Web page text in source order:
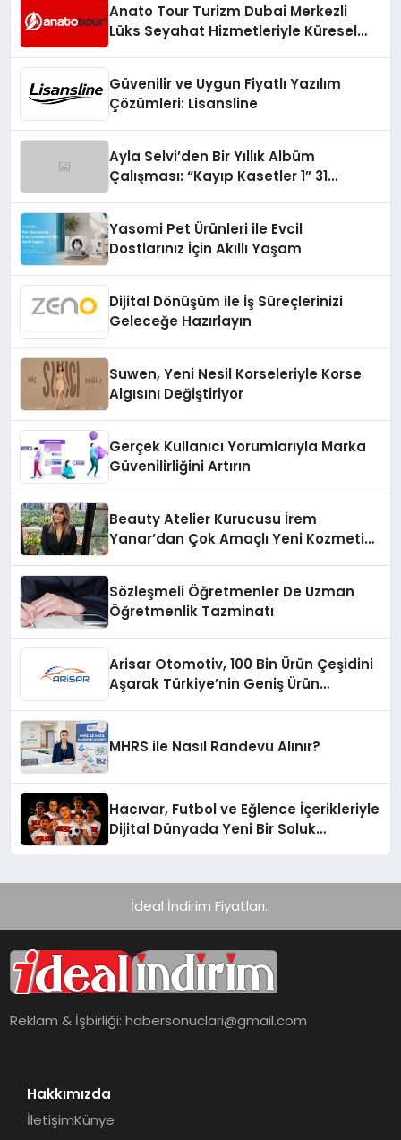
Anato Tour Turizm Dubai Merkezli
Lüks Seyahat Hizmetleriyle Küresel
Güvenilir ve Uygun Fiyatlı Yazılım
Çözümleri: Lisansline
Ayla Selvi’den Bir Yıllık Albüm
Çalışması: “Kayıp Kasetler 1” 31
Yasomi Pet Ürünleri ile Evcil
Dostlarınız İçin Akıllı Yaşam
Dijital Dönüşüm ile İş Süreçlerinizi
Geleceğe Hazırlayın
Suwen, Yeni Nesil Korseleriyle Korse
Algısını Değiştiriyor
Gerçek Kullanıcı Yorumlarıyla Marka
Güvenilirliğini Artırın
Beauty Atelier Kurucusu İrem
Yanar’dan Çok Amaçlı Yeni Kozmetik
Sözleşmeli Öğretmenler De Uzman
Öğretmenlik Tazminatı
Arisar Otomotiv, 100 Bin Ürün Çeşidini
Aşarak Türkiye’nin Geniş Ürün
MHRS ile Nasıl Randevu Alınır?
Hacıvar, Futbol ve Eğlence İçerikleriyle
Dijital Dünyada Yeni Bir Soluk
İdeal İndirim Fiyatları..
Reklam & İşbirliği:habersonuclari@gmail.com
Hakkımızda
İletişimKünye